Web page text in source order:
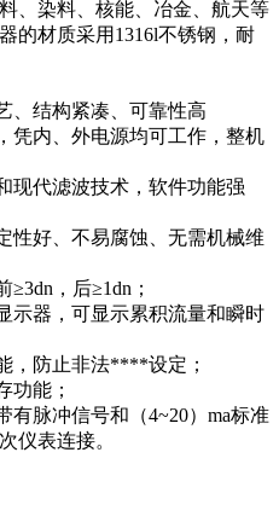
、染料、核能、冶金、航天等
的材质采用1316l不锈钢，耐
结构紧凑、可靠性高
内、外电源均可工作，整机
代滤波技术，软件功能强
好、不易腐蚀、无需机械维
，后≥1dn；
器，可显示累积流量和瞬时
防止非法****设定；
能；
脉冲信号和（4~20）ma标准
仪表连接。